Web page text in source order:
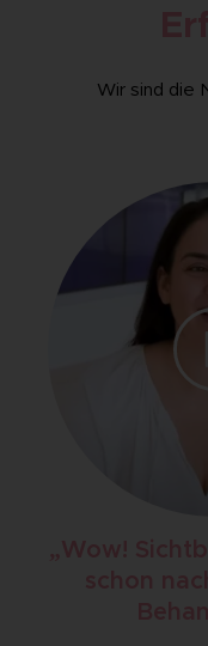
Wir sind die